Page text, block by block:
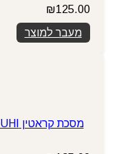
₪125.00
מעבר למוצר
מסכת קראטין AWAPUHI טיפול עמוק 150 מ"ל פול מיטשל